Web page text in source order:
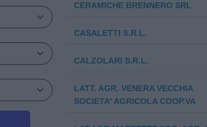
CERAMICHE BRENNERO SRL
CASALETTI S.R.L.
CALZOLARI S.R.L.
LATT. AGR. VENERA VECCHIA
SOCIETA' AGRICOLA COOP.VA